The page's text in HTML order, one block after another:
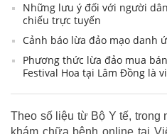
Những lưu ý đối với người
chiếu trực tuyến
Cảnh báo lừa đảo mạo danh
Phương thức lừa đảo mua
Festival Hoa tại Lâm Đồng là
Theo số liệu từ Bộ Y tế, trong
khám chữa bệnh online tại